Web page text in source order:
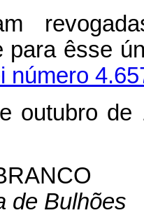
para êsse
número
outubro de
de Bulhões